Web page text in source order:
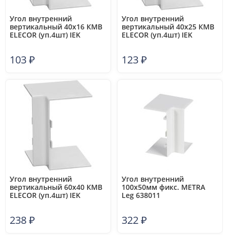
Угол внутренний
вертикальный 40х16 КМВ
ELECOR (уп.4шт) IEK
103₽
Угол внутренний
вертикальный 40х25 КМВ
ELECOR (уп.4шт) IEK
123₽
Угол внутренний
вертикальный 60х40 КМВ
ELECOR (уп.4шт) IEK
238₽
Угол внутренний
100х50мм фикс. METRA
Leg 638011
322₽